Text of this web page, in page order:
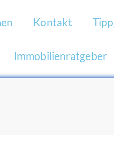
Kontakt
Immobilienratgeber